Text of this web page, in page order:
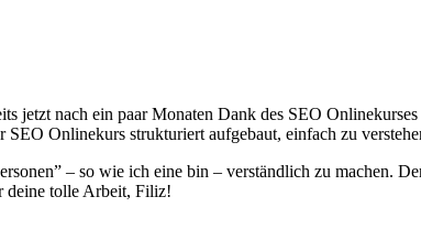
jetzt nach ein paar Monaten Dank des SEO
Onlinekurs strukturiert aufgebaut, einfach zu
– so wie ich eine bin – verständlich zu machen.
deine tolle Arbeit, Filiz!